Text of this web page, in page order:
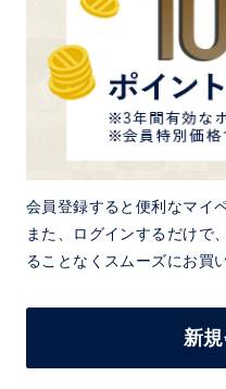
会員登録すると便利なマイ
また、ログインするだけで
ることなくスムーズにお買
新